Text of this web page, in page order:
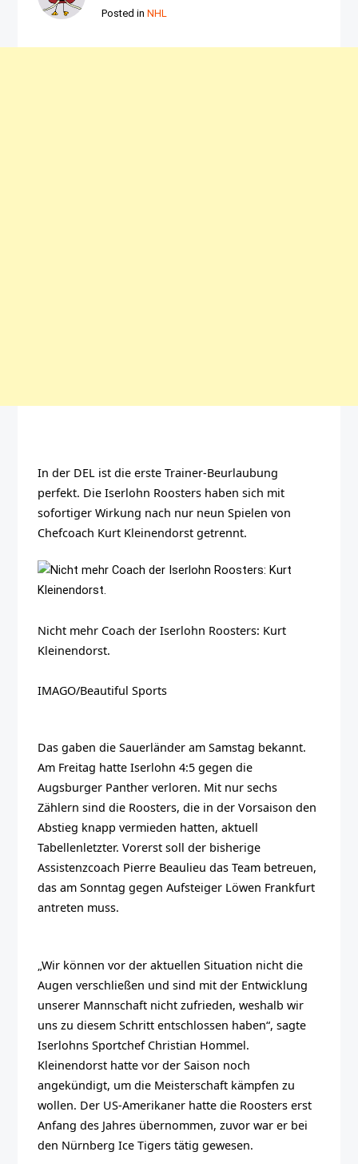
Posted inNHL
In der DEL ist die erste Trainer-Beurlaubung
perfekt. Die Iserlohn Roosters haben sich mit
sofortiger Wirkung nach nur neun Spielen von
Chefcoach Kurt Kleinendorst getrennt.
Nicht mehr Coach der Iserlohn Roosters: Kurt
Kleinendorst.
IMAGO/Beautiful Sports
Das gaben die Sauerländer am Samstag bekannt.
Am Freitag hatte Iserlohn 4:5 gegen die
Augsburger Panther verloren. Mit nur sechs
Zählern sind die Roosters, die in der Vorsaison den
Abstieg knapp vermieden hatten, aktuell
Tabellenletzter. Vorerst soll der bisherige
Assistenzcoach Pierre Beaulieu das Team betreuen,
das am Sonntag gegen Aufsteiger Löwen Frankfurt
antreten muss.
„Wir können vor der aktuellen Situation nicht die
Augen verschließen und sind mit der Entwicklung
unserer Mannschaft nicht zufrieden, weshalb wir
uns zu diesem Schritt entschlossen haben“, sagte
Iserlohns Sportchef Christian Hommel.
Kleinendorst hatte vor der Saison noch
angekündigt, um die Meisterschaft kämpfen zu
wollen. Der US-Amerikaner hatte die Roosters erst
Anfang des Jahres übernommen, zuvor war er bei
den Nürnberg Ice Tigers tätig gewesen.